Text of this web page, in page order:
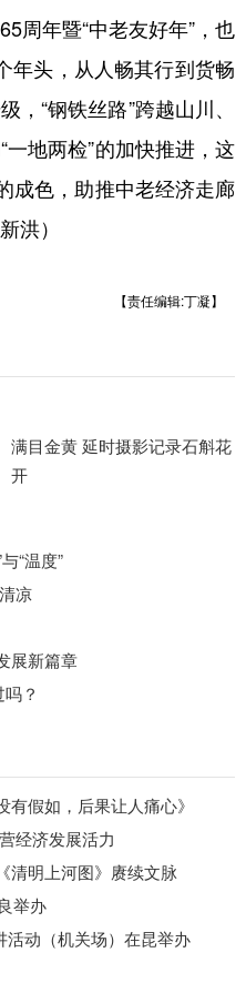
年暨“中老友好年”，也
年头，从人畅其行到货畅
“钢铁丝路”跨越山川、
地两检”的加快推进，这
成色，助推中老经济走廊
洪）
【责任编辑:丁凝】
满目金黄 延时摄影记录石斛花
开
“温度”
凉
展新篇章
？
假如，后果让人痛心》
经济发展活力
清明上河图》赓续文脉
举办
活动（机关场）在昆举办